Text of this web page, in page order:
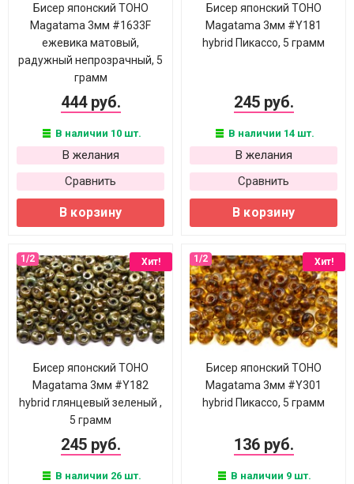
Бисер японский TOHO
Magatama 3мм #1633F
ежевика матовый,
радужный непрозрачный, 5
грамм
444 руб.
В наличии 10 шт.
В желания
Сравнить
В корзину
Бисер японский TOHO
Magatama 3мм #Y181
hybrid Пикассо, 5 грамм
245 руб.
В наличии 14 шт.
В желания
Сравнить
В корзину
Хит!
Бисер японский TOHO
Magatama 3мм #Y182
hybrid глянцевый зеленый ,
5 грамм
245 руб.
В наличии 26 шт.
Хит!
Бисер японский TOHO
Magatama 3мм #Y301
hybrid Пикассо, 5 грамм
136 руб.
В наличии 9 шт.